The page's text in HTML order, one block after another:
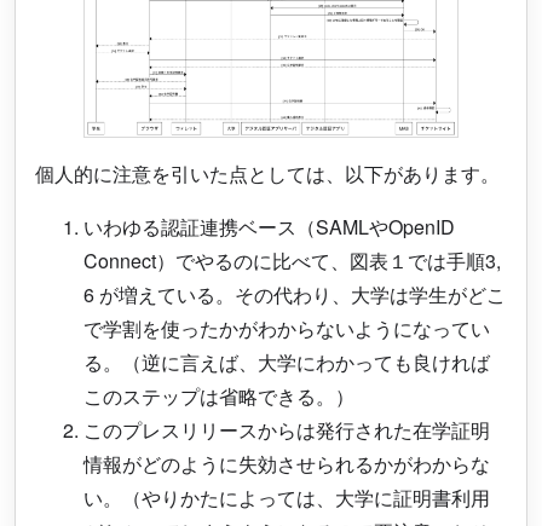
個人的に注意を引いた点としては、以下があります。
いわゆる認証連携ベース（SAMLやOpenID
Connect）でやるのに比べて、図表１では手順3,
6 が増えている。その代わり、大学は学生がどこ
で学割を使ったかがわからないようになってい
る。（逆に言えば、大学にわかっても良ければ
このステップは省略できる。）
このプレスリリースからは発行された在学証明
情報がどのように失効させられるかがわからな
い。（やりかたによっては、大学に証明書利用